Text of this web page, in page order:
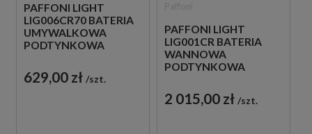
PAFFONI LIGHT
LIG006CR70 BATERIA
UMYWALKOWA
PODTYNKOWA
CHROM
629,00 zł szt.
PAFFONI LIGHT
LIG001CR BATERIA
WANNOWA
PODTYNKOWA
CHROM
2 015,00 zł szt.